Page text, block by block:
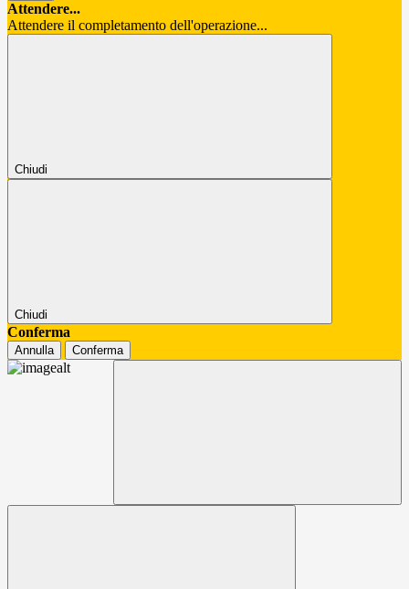
Attendere...
Attendere il completamento dell'operazione...
Chiudi
Chiudi
Conferma
Annulla Conferma